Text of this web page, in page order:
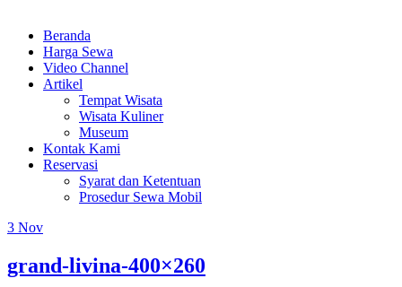
Beranda
Harga Sewa
Video Channel
Artikel
Tempat Wisata
Wisata Kuliner
Museum
Kontak Kami
Reservasi
Syarat dan Ketentuan
Prosedur Sewa Mobil
3 Nov
grand-livina-400×260